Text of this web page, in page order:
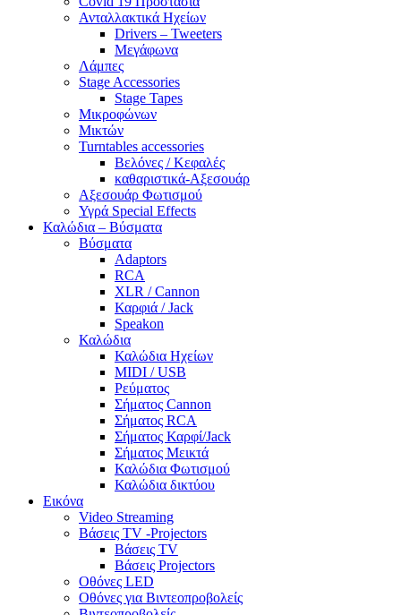
Ανταλλακτικά Ηχείων
Drivers – Tweeters
Μεγάφωνα
Λάμπες
Stage Accessories
Stage Tapes
Μικροφώνων
Μικτών
Turntables accessories
Βελόνες / Κεφαλές
καθαριστικά-Αξεσουάρ
Αξεσουάρ Φωτισμού
Υγρά Special Effects
Καλώδια – Βύσματα
Βύσματα
Adaptors
RCA
XLR / Cannon
Καρφιά / Jack
Speakon
Καλώδια
Καλώδια Ηχείων
MIDI / USB
Ρεύματος
Σήματος Cannon
Σήματος RCA
Σήματος Καρφί/Jack
Σήματος Μεικτά
Καλώδια Φωτισμού
Καλώδια δικτύου
Εικόνα
Video Streaming
Βάσεις TV -Projectors
Βάσεις TV
Βάσεις Projectors
Οθόνες LED
Οθόνες για Βιντεοπροβολείς